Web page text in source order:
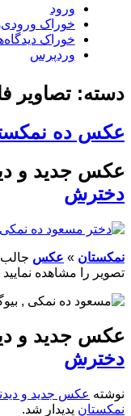
ورود
خوراک
خوراک
وردپرس
دسته: تصاویر
عکس ده
عکس جدید و
دخترش
نمکستان » عکس جالب
تصویر را مشاهده نمایید
عکس جدید و
دخترش
نوشته عکس جدید و
نمکستان پدیدار شد.